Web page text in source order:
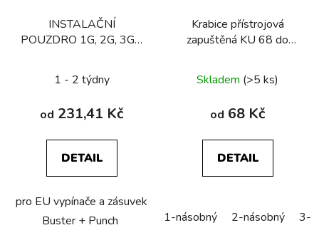
INSTALAČNÍ
POUZDRO 1G, 2G, 3G a
1 - 2 týdny
od 231,41 Kč
DETAIL
pro EU vypínače a zásuvek
Buster + Punch
Krabice přístrojová
zapuštěná KU 68 do
Skladem (>5 ks)
od 68 Kč
DETAIL
1-násobný 2-násobný 3-